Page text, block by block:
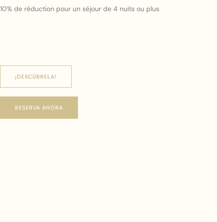
10% de réduction pour un séjour de 4 nuits ou plus
¡DESCÚBRELA!
RESERVA AHORA